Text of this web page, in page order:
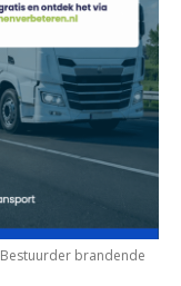
Bestuurder brandende